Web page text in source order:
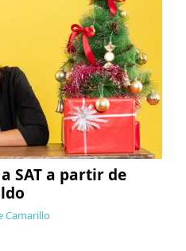
SAT a partir de
Camarillo